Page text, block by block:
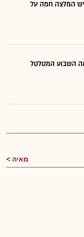
יש המלצה חמה על
השבוע המטלטל
מאיה